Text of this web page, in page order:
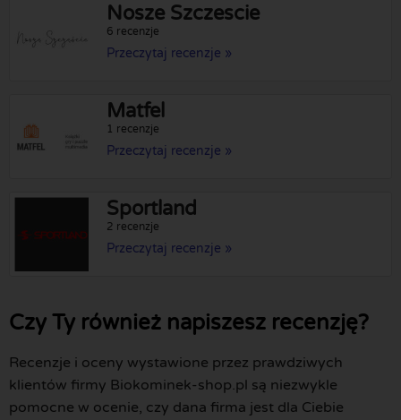
Nosze Szczescie
6 recenzje
Przeczytaj recenzje »
Matfel
1 recenzje
Przeczytaj recenzje »
Sportland
2 recenzje
Przeczytaj recenzje »
Czy Ty również napiszesz recenzję?
Recenzje i oceny wystawione przez prawdziwych
klientów firmy Biokominek-shop.pl są niezwykle
pomocne w ocenie, czy dana firma jest dla Ciebie